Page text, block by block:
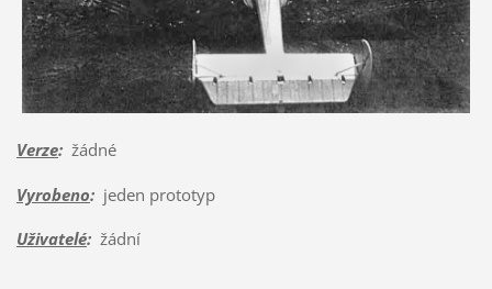
Verze:žádné
Vyrobeno:jeden prototyp
Uživatelé:žádní